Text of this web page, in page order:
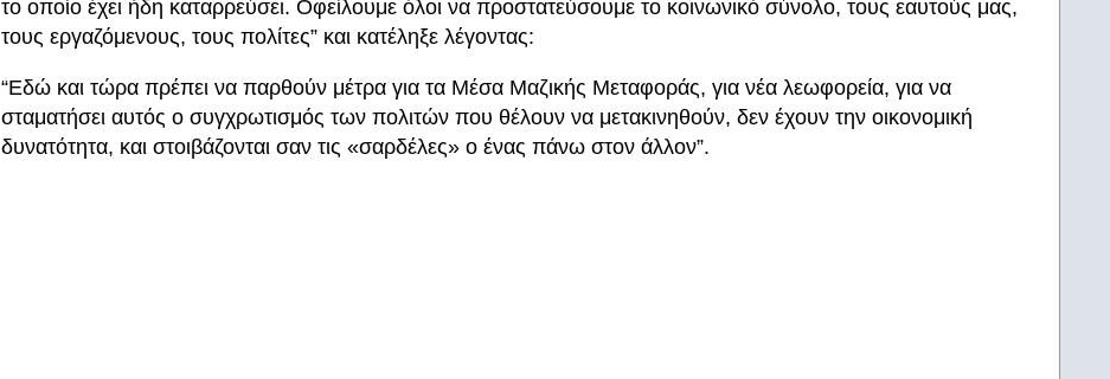
το οποίο έχει ήδη καταρρεύσει. Οφείλουμε όλοι να προστατεύσουμε το κοινωνικό σύνολο, τους εαυτούς μας,
τους εργαζόμενους, τους πολίτες” και κατέληξε λέγοντας:
“Εδώ και τώρα πρέπει να παρθούν μέτρα για τα Μέσα Μαζικής Μεταφοράς, για νέα λεωφορεία, για να
σταματήσει αυτός ο συγχρωτισμός των πολιτών που θέλουν να μετακινηθούν, δεν έχουν την οικονομική
δυνατότητα, και στοιβάζονται σαν τις «σαρδέλες» ο ένας πάνω στον άλλον”.